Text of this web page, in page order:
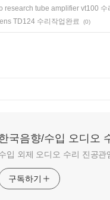
research tube amplifier vt100 수
TD124 수리작업완료
(0)
국음향/수입 오디오
입 외제 오디오 수리 진공
구독하기